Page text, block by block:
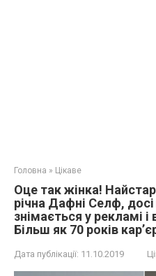
Головна » Цікаве
Оце так жінка!
річна Дафні Селф,
знімається у рекламі
Більш як 70 років
Дата публікації: 11.10.2019